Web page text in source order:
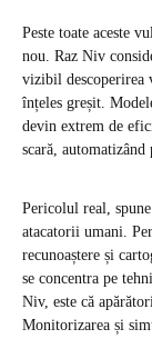
Peste toate aceste
nou. Raz Niv
vizibil descoperirea
înțeles greșit.
devin extrem de
scară,
Pericolul real,
atacatorii umani.
recunoaștere și
se concentra pe
Niv, este că
Monitorizarea și